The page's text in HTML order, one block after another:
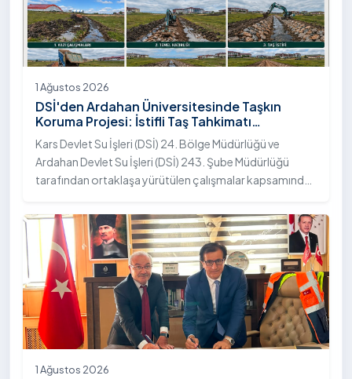
1 Ağustos 2026
DSİ'den Ardahan Üniversitesinde Taşkın
Koruma Projesi: İstifli Taş Tahkimatı
Çalışmaları Tamamlandı
Kars Devlet Su İşleri (DSİ) 24. Bölge Müdürlüğü ve
Ardahan Devlet Su İşleri (DSİ) 243. Şube Müdürlüğü
tarafından ortaklaşa yürütülen çalışmalar kapsamında,
"İstifli Taş Tahkimatı" projesi titizlikle tamamlandı.
1 Ağustos 2026